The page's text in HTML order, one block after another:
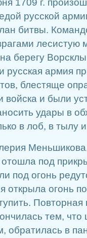
1709 г.
русской
битвы.
лесистую
берегу
русская армия
блестяще
войска и были
удары в
в лоб, в тылу
под
под огонь
открыла огонь
Повторная
тем,
обратилась в